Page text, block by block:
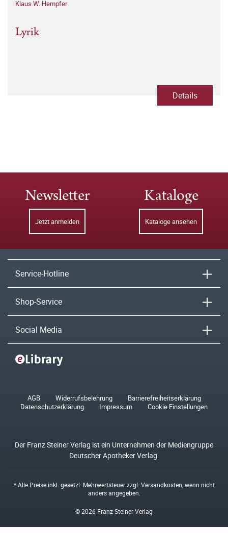
Klaus W. Hempfer
Lyrik
Details
Newsletter
Jetzt anmelden
Kataloge
Kataloge ansehen
Service-Hotline
Shop-Service
Social Media
AGB Widerrufsbelehrung
Barrierefreiheitserklärung
Datenschutzerklärung
Impressum Cookie Einstellungen
Der Franz Steiner Verlag ist ein Unternehmen der Mediengruppe
Deutscher Apotheker Verlag.
* Alle Preise inkl. gesetzl. Mehrwertsteuer zzgl. Versandkosten , wenn nicht
anders angegeben.
© 2026 Franz Steiner Verlag